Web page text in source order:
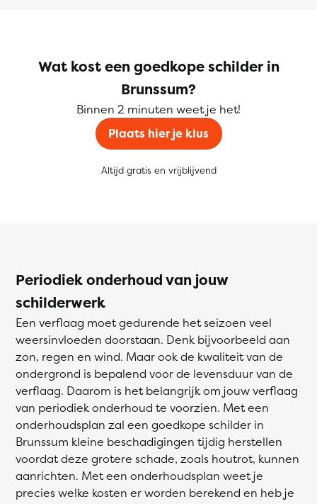
Wat kost een goedkope schilder in
Brunssum?
Binnen 2 minuten weet je het!
Plaats hier je klus
Altijd gratis en vrijblijvend
Periodiek onderhoud van jouw
schilderwerk
Een verflaag moet gedurende het seizoen veel
weersinvloeden doorstaan. Denk bijvoorbeeld aan
zon, regen en wind. Maar ook de kwaliteit van de
ondergrond is bepalend voor de levensduur van de
verflaag. Daarom is het belangrijk om jouw verflaag
van periodiek onderhoud te voorzien. Met een
onderhoudsplan zal een goedkope schilder in
Brunssum kleine beschadigingen tijdig herstellen
voordat deze grotere schade, zoals houtrot, kunnen
aanrichten. Met een onderhoudsplan weet je
precies welke kosten er worden berekend en heb je